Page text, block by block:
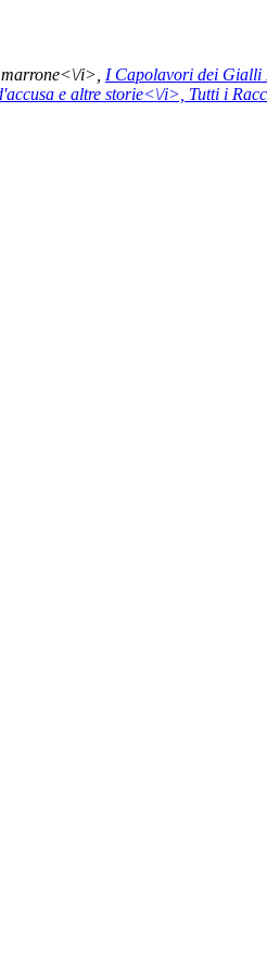
i>, I Capolavori dei Gialli
e altre storie<\/i>, Tutti i